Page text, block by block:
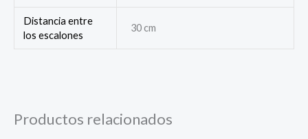
Distancia entre
los escalones
30 cm
Productos relacionados